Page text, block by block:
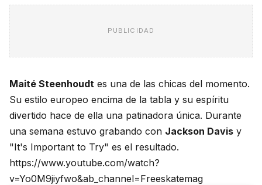
PUBLICIDAD
Maité Steenhoudt es una de las chicas del momento.
Su estilo europeo encima de la tabla y su espíritu
divertido hace de ella una patinadora única. Durante
una semana estuvo grabando con Jackson Davis y
"It's Important to Try" es el resultado.
https://www.youtube.com/watch?
v=Yo0M9jiyfwo&ab_channel=Freeskatemag